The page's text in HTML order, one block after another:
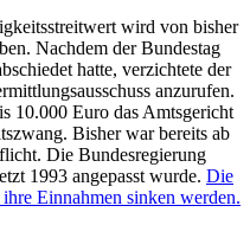
wird von bisher
Nachdem der Bundestag
hatte, verzichtete der
anzurufen.
10.000 Euro das Amtsgericht
Bisher war bereits ab
Die Bundesregierung
1993 angepasst wurde. Die
Einnahmen sinken werden.